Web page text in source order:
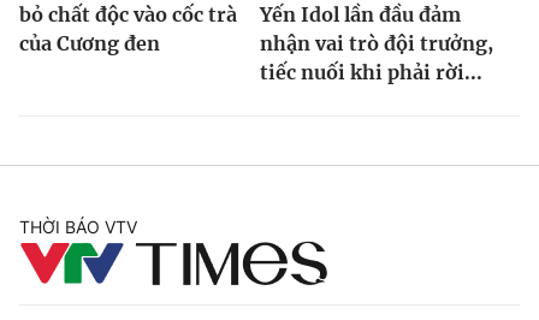
bỏ chất độc vào cốc trà
của Cương đen
Yến Idol lần đầu đảm
nhận vai trò đội trưởng,
tiếc nuối khi phải rời...
THỜI BÁO VTV